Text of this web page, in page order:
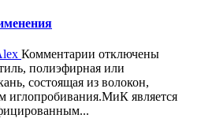
Комментарии к
записи
Дорнит:
область
отключены
полиэфирная или
состоящая из волокон,
иглопробивания.МиК является